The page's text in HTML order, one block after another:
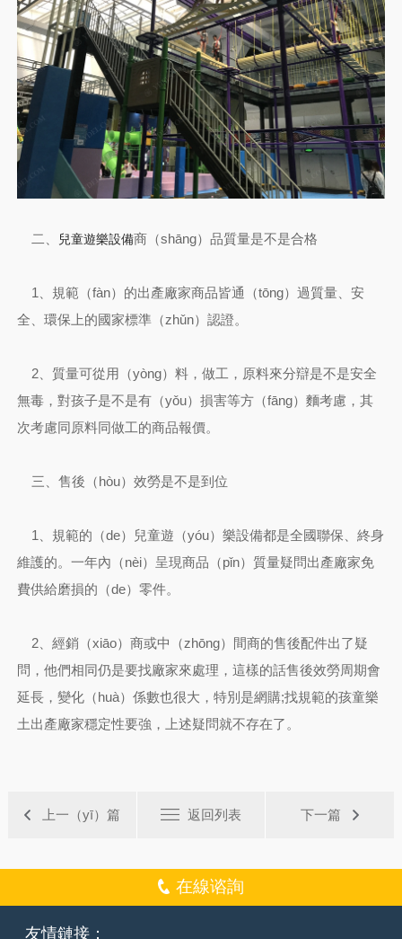
二、 兒童遊樂設備商（shāng）品質量是不是合格
1、規範（fàn）的出產廠家商品皆通（tōng）過質量、安
全、環保上的國家標準（zhǔn）認證。
2、質量可從用（yòng）料，做工，原料來分辯是不是安全
無毒，對孩子是不是有（yǒu）損害等方（fāng）麵考慮，其
次考慮同原料同做工的商品報價。
三、售後（hòu）效勞是不是到位
1、規範的（de）兒童遊（yóu）樂設備都是全國聯保、終身
維護的。一年內（nèi）呈現商品（pǐn）質量疑問出產廠家免
費供給磨損的（de）零件。
2、經銷（xiāo）商或中（zhōng）間商的售後配件出了疑
問，他們相同仍是要找廠家來處理，這樣的話售後效勞周期會
延長，變化（huà）係數也很大，特別是網購;找規範的孩童樂
土出產廠家穩定性要強，上述疑問就不存在了。
上一（yī）篇 返回列表 下一篇
在線谘詢
友情鏈接：